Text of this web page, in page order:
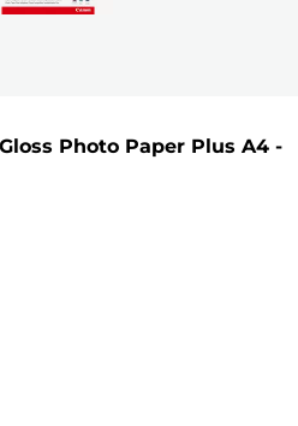
Photo Paper Plus A4 -